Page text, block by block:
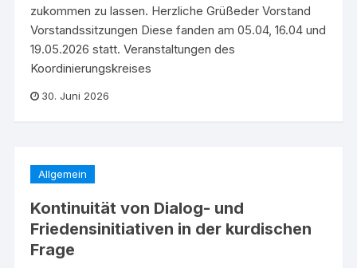
zukommen zu lassen. Herzliche Grüßeder Vorstand
Vorstandssitzungen Diese fanden am 05.04, 16.04 und
19.05.2026 statt. Veranstaltungen des
Koordinierungskreises
30. Juni 2026
Allgemein
Kontinuität von Dialog- und
Friedensinitiativen in der kurdischen
Frage